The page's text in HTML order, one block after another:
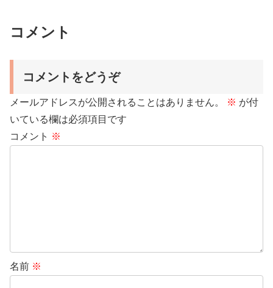
コメント
コメントをどうぞ
メールアドレスが公開されることはありません。 ※ が付
いている欄は必須項目です
コメント ※
名前 ※